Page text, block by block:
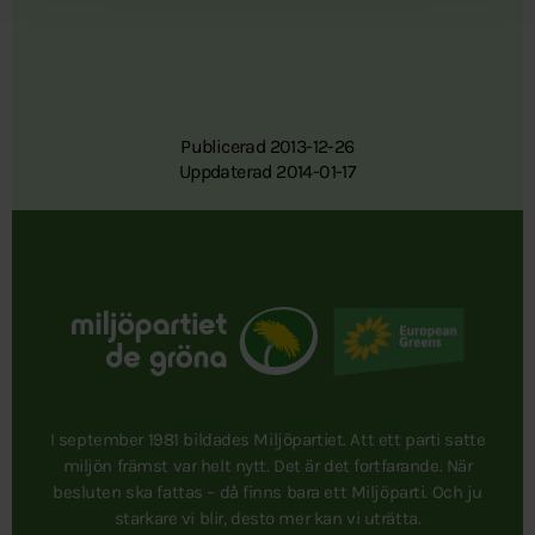
Publicerad 2013-12-26
Uppdaterad 2014-01-17
I september 1981 bildades Miljöpartiet. Att ett parti satte
miljön främst var helt nytt. Det är det fortfarande. När
besluten ska fattas – då finns bara ett Miljöparti. Och ju
starkare vi blir, desto mer kan vi uträtta.